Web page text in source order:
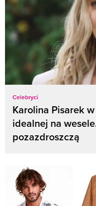
Celebryci
Karolina Pisarek
idealnej na
pozazdroszczą